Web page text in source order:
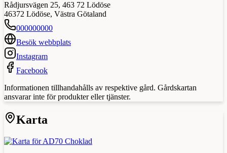
Rådjursvägen 25, 463 72 Lödöse
46372 Lödöse, Västra Götaland
000000000
Besök webbplats
Instagram
Facebook
Informationen tillhandahålls av respektive gård. Gårdskartan
ansvarar inte för produkter eller tjänster.
Karta